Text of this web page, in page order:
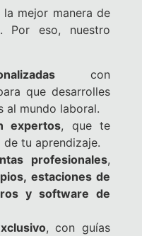
la mejor manera de
Por eso, nuestro
con
que desarrolles
al mundo laboral.
expertos, que te
tu aprendizaje.
profesionales,
estaciones de
y software de
, con guías